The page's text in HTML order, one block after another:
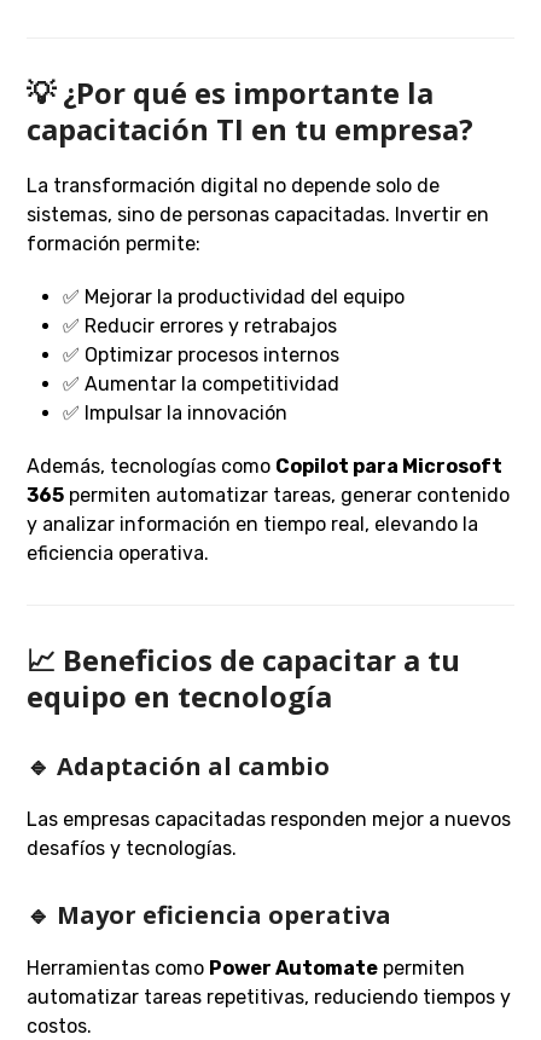
💡 ¿Por qué es importante la
capacitación TI en tu empresa?
La transformación digital no depende solo de
sistemas, sino de personas capacitadas. Invertir en
formación permite:
✅ Mejorar la productividad del equipo
✅ Reducir errores y retrabajos
✅ Optimizar procesos internos
✅ Aumentar la competitividad
✅ Impulsar la innovación
Además, tecnologías como Copilot para Microsoft
365 permiten automatizar tareas, generar contenido
y analizar información en tiempo real, elevando la
eficiencia operativa.
📈 Beneficios de capacitar a tu
equipo en tecnología
🔹 Adaptación al cambio
Las empresas capacitadas responden mejor a nuevos
desafíos y tecnologías.
🔹 Mayor eficiencia operativa
Herramientas como Power Automate permiten
automatizar tareas repetitivas, reduciendo tiempos y
costos.